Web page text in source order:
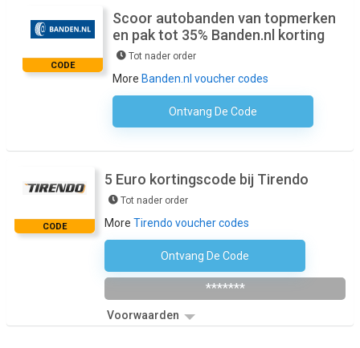
CODE
Scoor autobanden van topmerken
en pak tot 35% Banden.nl korting
Tot nader order
More Banden.nl voucher codes
Ontvang De CodeGeen Code Nodig
CODE
5 Euro kortingscode bij Tirendo
Tot nader order
More Tirendo voucher codes
Ontvang De Code
*******
Voorwaarden